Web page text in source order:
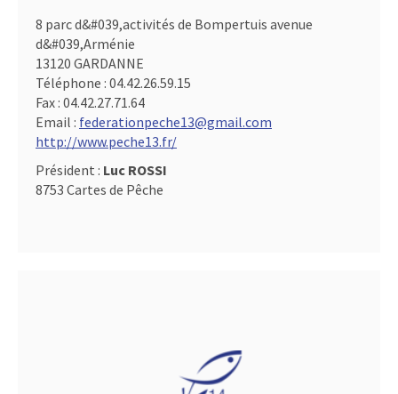
8 parc d&#039,activités de Bompertuis avenue
d&#039,Arménie
13120 GARDANNE
Téléphone : 04.42.26.59.15
Fax : 04.42.27.71.64
Email : federationpeche13@gmail.com
http://www.peche13.fr/
Président : Luc ROSSI
8753 Cartes de Pêche